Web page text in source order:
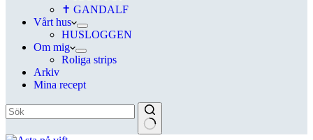
✝ GANDALF
Vårt hus
HUSLOGGEN
Om mig
Roliga strips
Arkiv
Mina recept